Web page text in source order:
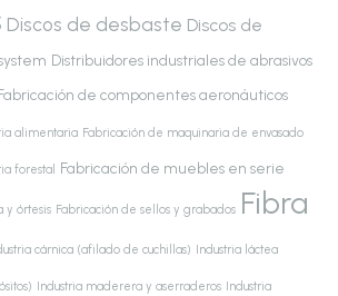
Discos de desbaste Discos de
Distribuidores industriales de abrasivos
de componentes aeronáuticos
alimentaria Fabricación de maquinaria de envasado
forestal Fabricación de muebles en serie
y órtesis Fabricación de sellos y grabados Fibra
cárnica (afilado de cuchillas) Industria láctea
Industria maderera y aserraderos Industria